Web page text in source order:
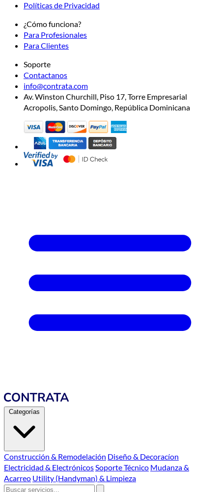
Políticas de Privacidad
¿Cómo funciona?
Para Profesionales
Para Clientes
Soporte
Contactanos
info@contrata.com
Av. Winston Churchill, Piso 17, Torre Empresarial
Acropolis, Santo Domingo, República Dominicana
Categorías
Construcción & Remodelación Diseño & Decoracíon
Electricidad & ElectrónicosSoporte Técnico Mudanza &
Acarreo Utility (Handyman) & Limpieza